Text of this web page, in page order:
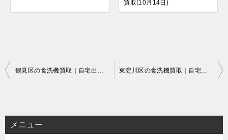
買取(10月14日)
投
ビ
ゲ
鶴見区の食洗機買取｜自宅出張でラクラク即現金 東淀川区の食洗機買取｜自宅出張でラクラク即現金
メニュー